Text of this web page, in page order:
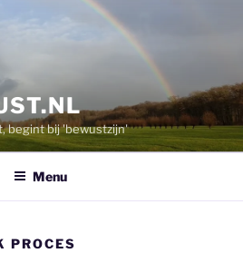
begint bij 'bewustzijn'
Menu
PROCES